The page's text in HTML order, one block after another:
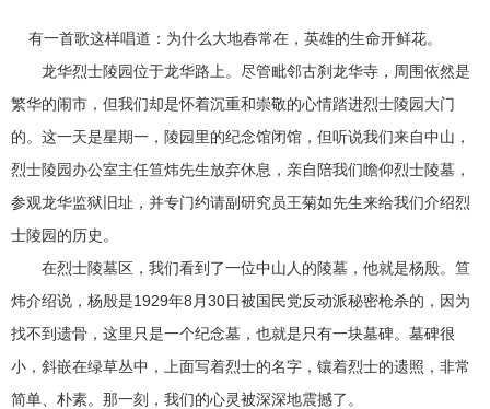
有一首歌这样唱道：为什么大地春常在，英雄的生命开鲜花。
龙华烈士陵园位于龙华路上。尽管毗邻古刹龙华寺，周围依然是
繁华的闹市，但我们却是怀着沉重和崇敬的心情踏进烈士陵园大门
的。这一天是星期一，陵园里的纪念馆闭馆，但听说我们来自中山，
烈士陵园办公室主任笪炜先生放弃休息，亲自陪我们瞻仰烈士陵墓，
参观龙华监狱旧址，并专门约请副研究员王菊如先生来给我们介绍烈
士陵园的历史。
在烈士陵墓区，我们看到了一位中山人的陵墓，他就是杨殷。笪
炜介绍说，杨殷是1929年8月30日被国民党反动派秘密枪杀的，因为
找不到遗骨，这里只是一个纪念墓，也就是只有一块墓碑。墓碑很
小，斜嵌在绿草丛中，上面写着烈士的名字，镶着烈士的遗照，非常
简单、朴素。那一刻，我们的心灵被深深地震撼了。